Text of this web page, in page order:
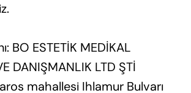
BO ESTETİK MEDİKAL
DANIŞMANLIK LTD ŞTİ
mahallesi Ihlamur Bulvarı